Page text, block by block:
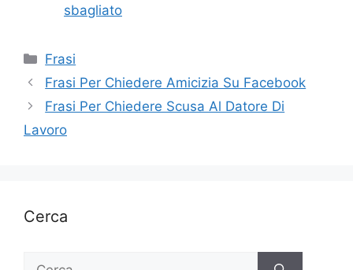
sbagliato
Categorie
Frasi
Frasi Per Chiedere Amicizia Su Facebook
Frasi Per Chiedere Scusa Al Datore Di
Lavoro
Cerca
Ricerca